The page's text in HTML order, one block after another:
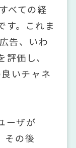
べての経
す。これま
告、いわ
価し、
いチャネ
ーザが
その後